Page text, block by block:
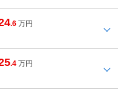
.6 万円
.4 万円